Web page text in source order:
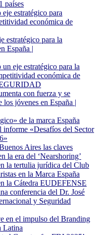
países
estratégico para
económica de
estratégico para la
España |
eje estratégico para la
económica de
con fuerza y se
jóvenes en España |
de la marca España
«Desafíos del Sector
Aires las claves
la era del ‘Nearshoring’
la tertulia jurídica del Club
en la Marca España
la Cátedra EUDEFENSE
conferencia del Dr. José
y Seguridad
en el impulso del Branding
Latina